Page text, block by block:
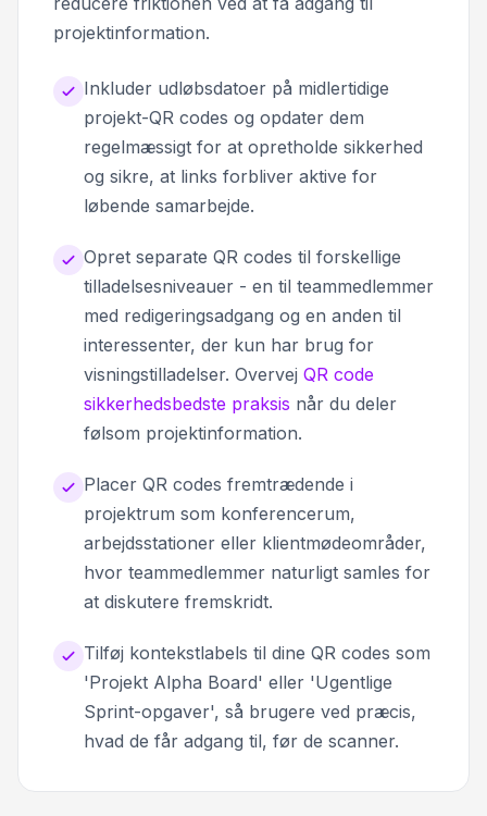
projektinformation.
Inkluder udløbsdatoer på midlertidige
projekt-QR codes og opdater dem
regelmæssigt for at opretholde sikkerhed
og sikre, at links forbliver aktive for
løbende samarbejde.
Opret separate QR codes til forskellige
tilladelsesniveauer - en til teammedlemmer
med redigeringsadgang og en anden til
interessenter, der kun har brug for
visningstilladelser. Overvej QR code
sikkerhedsbedste praksis når du deler
følsom projektinformation.
Placer QR codes fremtrædende i
projektrum som konferencerum,
arbejdsstationer eller klientmødeområder,
hvor teammedlemmer naturligt samles for
at diskutere fremskridt.
Tilføj kontekstlabels til dine QR codes som
'Projekt Alpha Board' eller 'Ugentlige
Sprint-opgaver', så brugere ved præcis,
hvad de får adgang til, før de scanner.